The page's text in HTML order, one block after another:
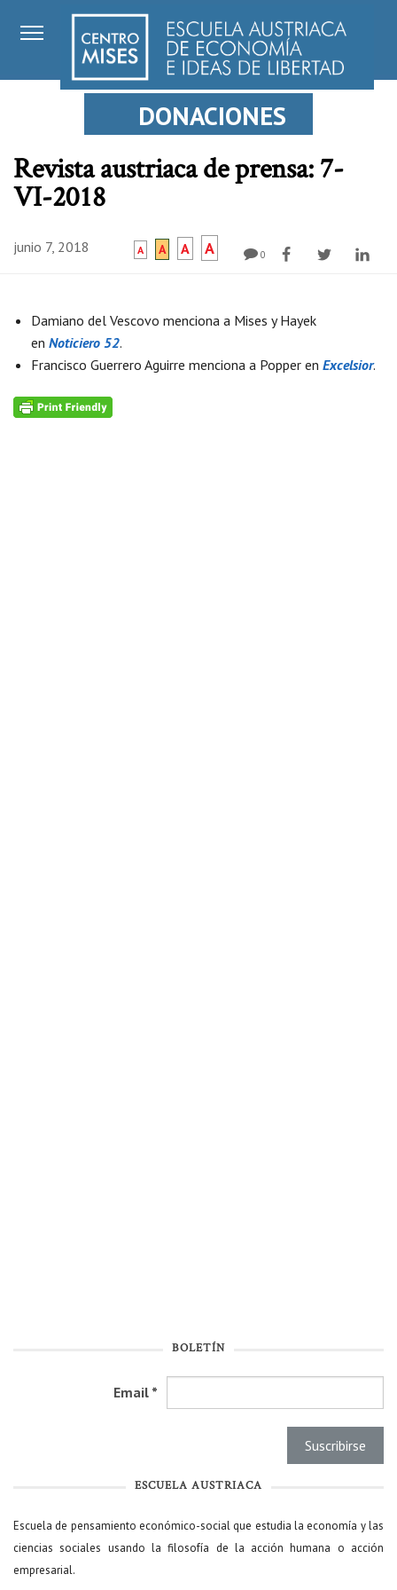
DONACIONES
Revista austriaca de prensa: 7-
VI-2018
junio 7, 2018 A A A A 0
Damiano del Vescovo menciona a Mises y Hayek
en Noticiero 52.
Francisco Guerrero Aguirre menciona a Popper en Excelsior.
BOLETÍN
Email *
ESCUELA AUSTRIACA
Escuela de pensamiento económico-social que estudia la economía y las
ciencias sociales usando la filosofía de la acción humana o acción
empresarial.